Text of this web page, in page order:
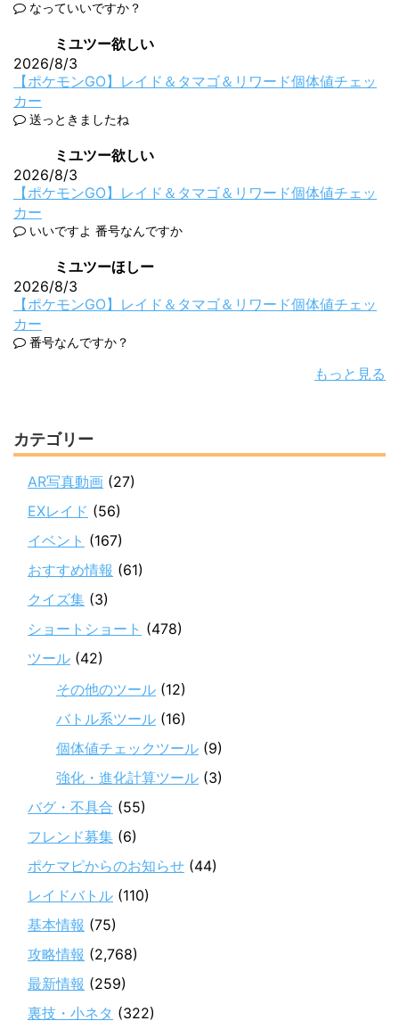
なっていいですか？
ミユツー欲しい
2026/8/3
【ポケモンGO】レイド＆タマゴ＆リワード個体値チェッ
カー
送っときましたね
ミユツー欲しい
2026/8/3
【ポケモンGO】レイド＆タマゴ＆リワード個体値チェッ
カー
いいですよ 番号なんですか
ミユツーほしー
2026/8/3
【ポケモンGO】レイド＆タマゴ＆リワード個体値チェッ
カー
番号なんですか？
もっと見る
カテゴリー
AR写真動画 (27)
EXレイド (56)
イベント (167)
おすすめ情報 (61)
クイズ集 (3)
ショートショート (478)
ツール (42)
その他のツール (12)
バトル系ツール (16)
個体値チェックツール (9)
強化・進化計算ツール (3)
バグ・不具合 (55)
フレンド募集 (6)
ポケマピからのお知らせ (44)
レイドバトル (110)
基本情報 (75)
攻略情報 (2,768)
最新情報 (259)
裏技・小ネタ (322)